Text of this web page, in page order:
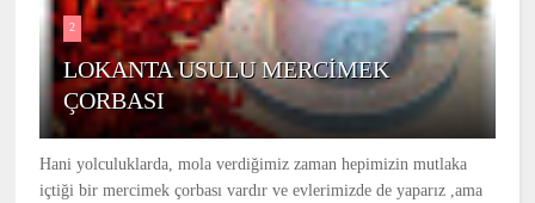
2
LOKANTA USULU MERCİMEK
ÇORBASI
Hani yolculuklarda, mola verdiğimiz zaman hepimizin mutlaka
içtiği bir mercimek çorbası vardır ve evlerimizde de yaparız ,ama